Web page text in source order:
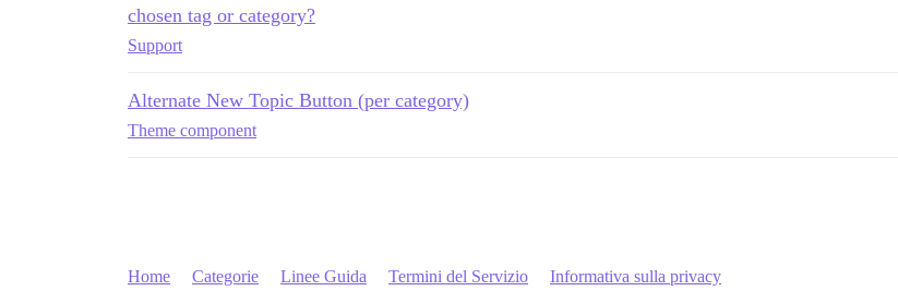
chosen tag or category?
Support
Alternate New Topic Button (per category)
Theme component
Home Categorie Linee Guida Termini del Servizio Informativa sulla privacy